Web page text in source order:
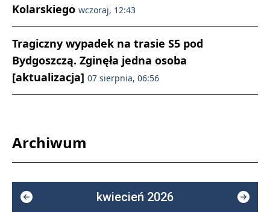
Kolarskiego wczoraj, 12:43
Tragiczny wypadek na trasie S5 pod
Bydgoszczą. Zginęła jedna osoba
[aktualizacja] 07 sierpnia, 06:56
Archiwum
kwiecień 2026